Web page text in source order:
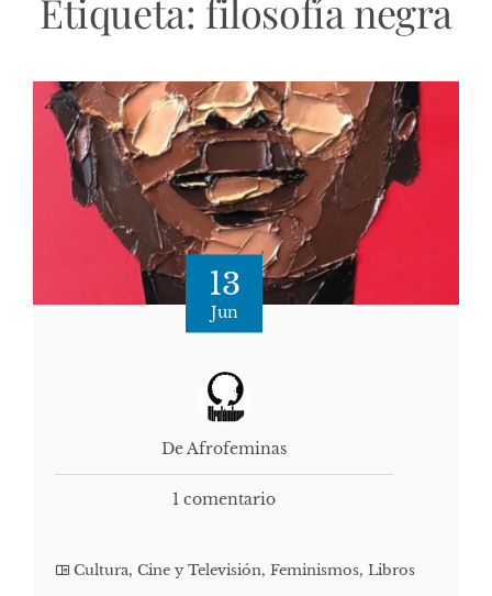
Etiqueta: filosofía negra
13
Jun
De Afrofeminas
1 comentario
Cultura, Cine y Televisión, Feminismos, Libros